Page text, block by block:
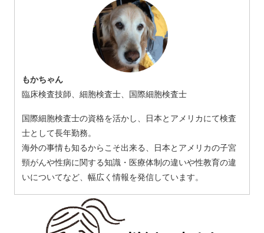
もかちゃん
臨床検査技師、細胞検査士、国際細胞検査士
国際細胞検査士の資格を活かし、日本とアメリカにて検査
士として長年勤務。
海外の事情も知るからこそ出来る、日本とアメリカの子宮
頸がんや性病に関する知識・医療体制の違いや性教育の違
いについてなど、幅広く情報を発信しています。